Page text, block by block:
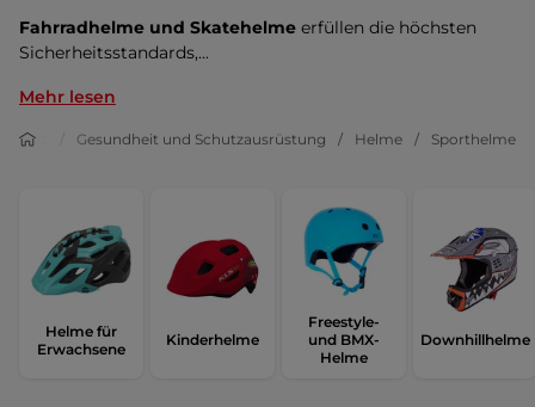
Fahrradhelme und Skatehelme erfüllen die höchsten
Sicherheitsstandards,...
Mehr lesen
Sport Gesundheit und Schutzausrüstung Helme Sporthelme
Helme für
Erwachsene
Kinderhelme
Freestyle-
und BMX-
Helme
Downhillhelme